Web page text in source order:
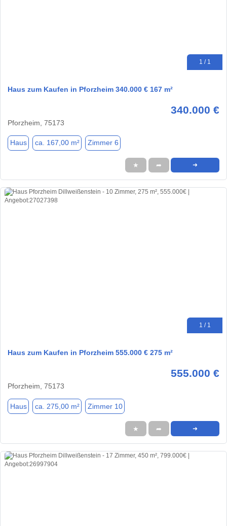
1 / 1
Haus zum Kaufen in Pforzheim 340.000 € 167 m²
340.000 €
Pforzheim, 75173
Haus ca. 167,00 m² Zimmer 6
★ ➦ ➜
1 / 1
Haus zum Kaufen in Pforzheim 555.000 € 275 m²
555.000 €
Pforzheim, 75173
Haus ca. 275,00 m² Zimmer 10
★ ➦ ➜